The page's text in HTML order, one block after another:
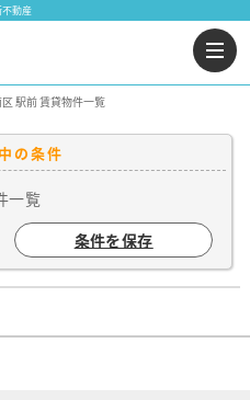
動産
駅前 賃貸物件一覧
の条件
一覧
条件を保存